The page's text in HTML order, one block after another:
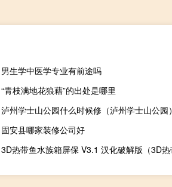
男生学中医学专业有前途吗
“青枝满地花狼藉”的出处是哪里
泸州学士山公园什么时候修（泸州学士山公园）
固安县哪家装修公司好